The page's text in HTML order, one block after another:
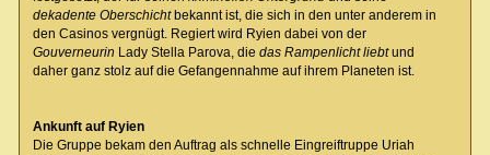
dekadente Oberschichtbekannt ist, die sich in den unter anderem in
den Casinos vergnügt. Regiert wird Ryien dabei von der
Gouverneurin Lady Stella Parova, die das Rampenlicht liebtund
daher ganz stolz auf die Gefangennahme auf ihrem Planeten ist.
Ankunft auf Ryien
Die Gruppe bekam den Auftrag als schnelle Eingreiftruppe Uriah